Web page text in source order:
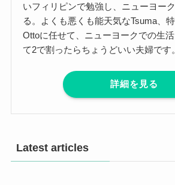
いフィリピンで勉強し、ニューヨー
る。よくも悪くも能天気なTsuma、特
Ottoに任せて、ニューヨークでの生
て2で割ったらちょうどいい夫婦です。
詳細を見る
Latest articles